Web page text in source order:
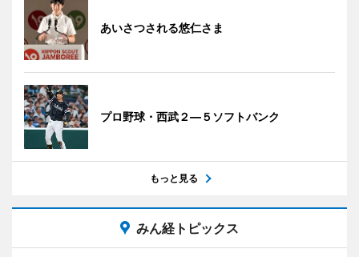
あいさつされる悠仁さま
プロ野球・西武２―５ソフトバンク
もっと見る
みん経トピックス